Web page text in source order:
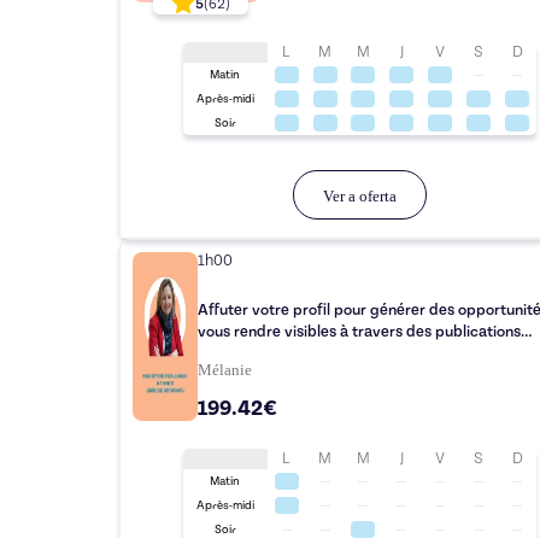
5(62)
L M M J V S D
Matin
Après-midi
Soir
Ver a oferta
1h00
Affuter votre profil pour générer des
vous rendre visibles à travers des publications
Mélanie
199.42€
L M M J V S D
Matin
Après-midi
Soir